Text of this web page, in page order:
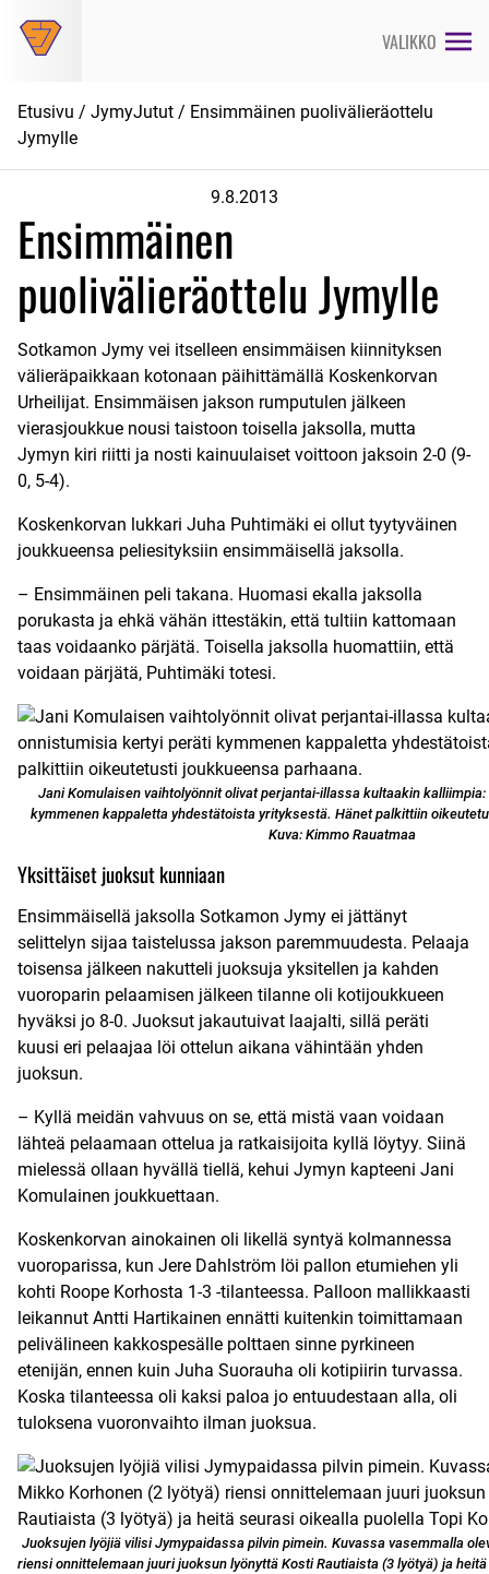
suoraan
VALIKKO
Etusivu / JymyJutut / Ensimmäinen puolivälieräottelu
Jymylle
9.8.2013
Ensimmäinen
puolivälieräottelu Jymylle
Sotkamon Jymy vei itselleen ensimmäisen kiinnityksen
välieräpaikkaan kotonaan päihittämällä Koskenkorvan
Urheilijat. Ensimmäisen jakson rumputulen jälkeen
vierasjoukkue nousi taistoon toisella jaksolla, mutta
Jymyn kiri riitti ja nosti kainuulaiset voittoon jaksoin 2-0 (9-
0, 5-4).
Koskenkorvan lukkari Juha Puhtimäki ei ollut tyytyväinen
joukkueensa peliesityksiin ensimmäisellä jaksolla.
– Ensimmäinen peli takana. Huomasi ekalla jaksolla
porukasta ja ehkä vähän ittestäkin, että tultiin kattomaan
taas voidaanko pärjätä. Toisella jaksolla huomattiin, että
voidaan pärjätä, Puhtimäki totesi.
Jani Komulaisen vaihtolyönnit olivat perjantai-illassa kultaakin
kymmenen kappaletta yhdestätoista yrityksestä. Hänet palkittiin
Kuva: Kimmo Rauatmaa
Yksittäiset juoksut kunniaan
Ensimmäisellä jaksolla Sotkamon Jymy ei jättänyt
selittelyn sijaa taistelussa jakson paremmuudesta. Pelaaja
toisensa jälkeen nakutteli juoksuja yksitellen ja kahden
vuoroparin pelaamisen jälkeen tilanne oli kotijoukkueen
hyväksi jo 8-0. Juoksut jakautuivat laajalti, sillä peräti
kuusi eri pelaajaa löi ottelun aikana vähintään yhden
juoksun.
– Kyllä meidän vahvuus on se, että mistä vaan voidaan
lähteä pelaamaan ottelua ja ratkaisijoita kyllä löytyy. Siinä
mielessä ollaan hyvällä tiellä, kehui Jymyn kapteeni Jani
Komulainen joukkuettaan.
Koskenkorvan ainokainen oli likellä syntyä kolmannessa
vuoroparissa, kun Jere Dahlström löi pallon etumiehen yli
kohti Roope Korhosta 1-3 -tilanteessa. Palloon mallikkaasti
leikannut Antti Hartikainen ennätti kuitenkin toimittamaan
pelivälineen kakkospesälle polttaen sinne pyrkineen
etenijän, ennen kuin Juha Suorauha oli kotipiirin turvassa.
Koska tilanteessa oli kaksi paloa jo entuudestaan alla, oli
tuloksena vuoronvaihto ilman juoksua.
Juoksujen lyöjiä vilisi Jymypaidassa pilvin pimein. Kuvassa vasemmalla
riensi onnittelemaan juuri juoksun lyönyttä Kosti Rautiaista (3 lyötyä) ja